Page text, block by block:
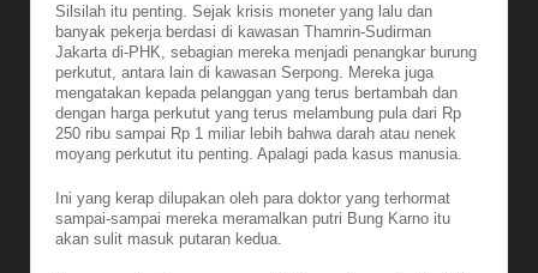
Silsilah itu penting. Sejak krisis moneter yang lalu dan
banyak pekerja berdasi di kawasan Thamrin-Sudirman
Jakarta di-PHK, sebagian mereka menjadi penangkar burung
perkutut, antara lain di kawasan Serpong. Mereka juga
mengatakan kepada pelanggan yang terus bertambah dan
dengan harga perkutut yang terus melambung pula dari Rp
250 ribu sampai Rp 1 miliar lebih bahwa darah atau nenek
moyang perkutut itu penting. Apalagi pada kasus manusia.
Ini yang kerap dilupakan oleh para doktor yang terhormat
sampai-sampai mereka meramalkan putri Bung Karno itu
akan sulit masuk putaran kedua.